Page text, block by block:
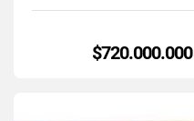
$720.000.000